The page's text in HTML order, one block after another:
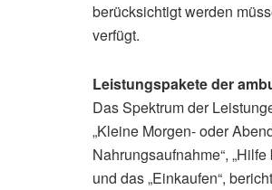
berücksichtigt werden
verfügt.
Leistungspakete der
Das Spektrum der
„Kleine Morgen- oder
Nahrungsaufnahme“,
und das „Einkaufen“,